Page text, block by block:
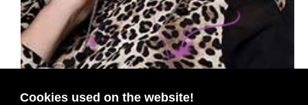
Cookies used on the website!